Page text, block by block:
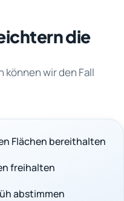
die
wir den Fall
Flächen bereithalten
freihalten
abstimmen